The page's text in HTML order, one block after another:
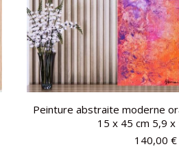
Peinture abstraite moderne
15 x 45 cm 5,9 x
140,00 €